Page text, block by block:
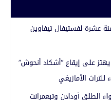
عشرة لفستيفال تيفاوين
على إيقاع “أشكاد أنحوش”
الأمازيغي
الطلق أودادن وتبعمرانت